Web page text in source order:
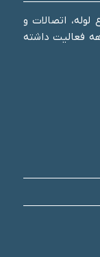
اتصالات و
فعالیت داشته